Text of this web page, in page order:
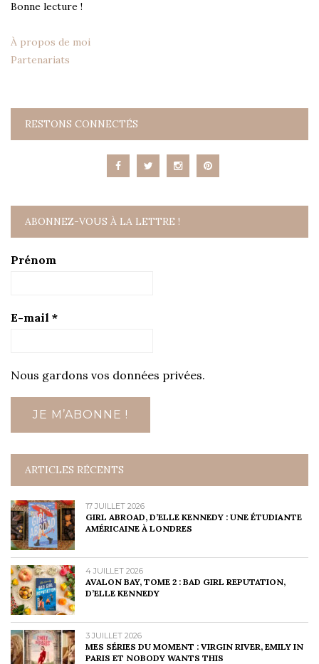
Bonne lecture !
À propos de moi
Partenariats
RESTONS CONNECTÉS
ABONNEZ-VOUS À LA LETTRE !
Prénom
E-mail *
Nous gardons vos données privées.
ARTICLES RÉCENTS
17 JUILLET 2026
GIRL ABROAD, D’ELLE KENNEDY : UNE ÉTUDIANTE
AMÉRICAINE À LONDRES
4 JUILLET 2026
AVALON BAY, TOME 2 : BAD GIRL REPUTATION,
D’ELLE KENNEDY
3 JUILLET 2026
MES SÉRIES DU MOMENT : VIRGIN RIVER, EMILY IN
PARIS ET NOBODY WANTS THIS